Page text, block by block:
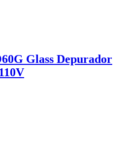
Glass Depurador